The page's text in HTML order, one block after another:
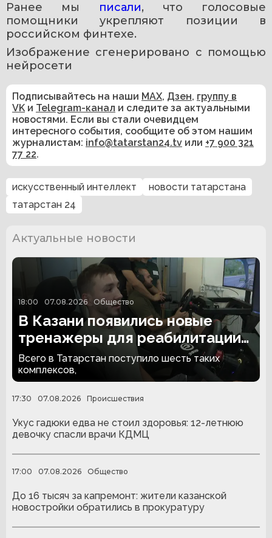
Ранее мы
писали, что голосовые
помощники укрепляют позиции в
российском финтехе.
Изображение сгенерировано с помощью
нейросети
Подписывайтесь на наши MAX, Дзен, группу в
VK и Telegram-канал и следите за актуальными
новостями. Если вы стали очевидцем
интересного события, сообщите об этом нашим
журналистам: info@tatarstan24.tv или +7 900 321
77 22.
искусственный интеллект
новости татарстана
татарстан 24
Актуальные новости
18:00 07.08.2026 Общество
В Казани появились новые
тренажеры для реабилитации
людей с ампутациями
Всего в Татарстан поступило шесть таких
комплексов,
17:30 07.08.2026 Происшествия
Укус гадюки едва не стоил здоровья: 12-летнюю
девочку спасли врачи КДМЦ
17:00 07.08.2026 Общество
До 16 тысяч за капремонт: жители казанской
новостройки обратились в прокуратуру